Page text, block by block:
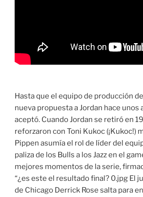
Hasta que el equipo de producción
nueva propuesta a Jordan hace unos
aceptó. Cuando Jordan se retiró en
reforzaron con Toni Kukoc (¡Kukoc!)
Pippen asumía el rol de líder del
paliza de los Bulls a los Jazz en el
mejores momentos de la serie,
“¿es este el resultado final? 0.jpg El
de Chicago Derrick Rose salta para